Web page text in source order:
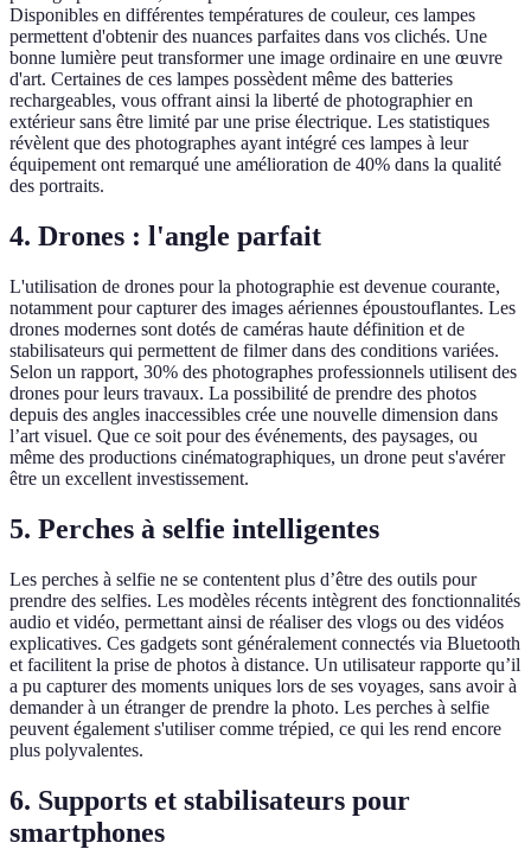
Disponibles en différentes températures de couleur, ces lampes
permettent d'obtenir des nuances parfaites dans vos clichés. Une
bonne lumière peut transformer une image ordinaire en une œuvre
d'art. Certaines de ces lampes possèdent même des batteries
rechargeables, vous offrant ainsi la liberté de photographier en
extérieur sans être limité par une prise électrique. Les statistiques
révèlent que des photographes ayant intégré ces lampes à leur
équipement ont remarqué une amélioration de 40% dans la qualité
des portraits.
4. Drones : l'angle parfait
L'utilisation de drones pour la photographie est devenue courante,
notamment pour capturer des images aériennes époustouflantes. Les
drones modernes sont dotés de caméras haute définition et de
stabilisateurs qui permettent de filmer dans des conditions variées.
Selon un rapport, 30% des photographes professionnels utilisent des
drones pour leurs travaux. La possibilité de prendre des photos
depuis des angles inaccessibles crée une nouvelle dimension dans
l’art visuel. Que ce soit pour des événements, des paysages, ou
même des productions cinématographiques, un drone peut s'avérer
être un excellent investissement.
5. Perches à selfie intelligentes
Les perches à selfie ne se contentent plus d’être des outils pour
prendre des selfies. Les modèles récents intègrent des fonctionnalités
audio et vidéo, permettant ainsi de réaliser des vlogs ou des vidéos
explicatives. Ces gadgets sont généralement connectés via Bluetooth
et facilitent la prise de photos à distance. Un utilisateur rapporte qu’il
a pu capturer des moments uniques lors de ses voyages, sans avoir à
demander à un étranger de prendre la photo. Les perches à selfie
peuvent également s'utiliser comme trépied, ce qui les rend encore
plus polyvalentes.
6. Supports et stabilisateurs pour
smartphones